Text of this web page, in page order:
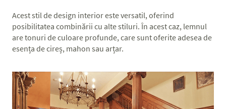
Acest stil de design interior este versatil, oferind
posibilitatea combinării cu alte stiluri. În acest caz, lemnul
are tonuri de culoare profunde, care sunt oferite adesea de
esența de cireș, mahon sau arțar.